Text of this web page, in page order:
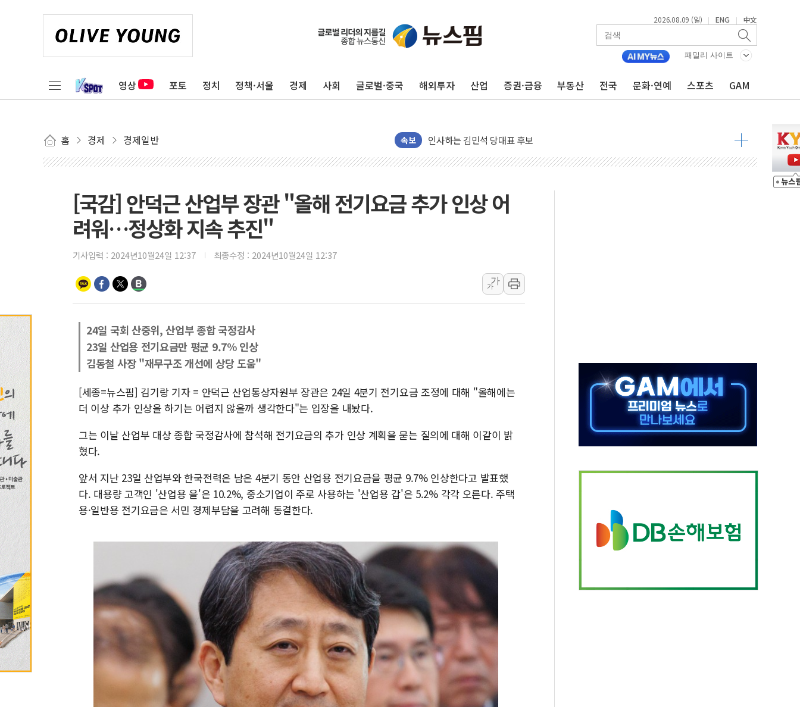
2026.08.09 (일) | ENG | 中文
패밀리 사이트
영상 포토 정치 정책·서울 경제 사회 글로벌·중국 해외투자 산업 증권·금융 부동산 전국 문화·연예 스포츠 GAM
홈 경제 경제일반 속보
포항시 재난예산 40억 긴급 투입…고수온 양식장 복구·지원 '총력'
울진·영덕 '호우특보'-포항 '산사태 주의보'...경북도, 호우 피해·통제구간 없어
인천 합동연설회 나선 송영길·정청래·김민석 당대표 후보
김민석, 2주차 제주·인천 경선서 정청래에 승리...47.75% vs 42.08%
[속보] 민주, 제주·인천 경선 결과 발표...김민석 47.75% 정청래 42.08%
[속보] 민주, 인천 경선 결과 발표...김민석 45.09% 정청래 43.27% 송영길 11.63%
이번주 국내 주요 금융일정(8.10~8.14)
美, 이란전 출구전략 만지작…공습 한계·탄약 부족 현실화
李대통령 "결혼 때문에 손해 보는 일 없게"…'결혼 페널티' 22개 과제 손본다
여수 오동도 인근 해상서 모터보트 전복…1명 사망·1명 실종
'화합' 꺼낸 김민석에 '뻔뻔' 받아친 정청래…제주 연설서 신경전 고조
[국감] 안덕근 산업부 장관 "올해 전기요금 추가 인상 어
려워…정상화 지속 추진"
기사입력 : 2024년10월24일 12:37 최종수정 : 2024년10월24일 12:37
가
가
24일 국회 산중위, 산업부 종합 국정감사
23일 산업용 전기요금만 평균 9.7% 인상
김동철 사장 "재무구조 개선에 상당 도움"
[세종=뉴스핌] 김기랑 기자 = 안덕근 산업통상자원부 장관은 24일 4분기 전기요금 조정에 대해 "올해에는
더 이상 추가 인상을 하기는 어렵지 않을까 생각한다"는 입장을 내놨다.
그는 이날 산업부 대상 종합 국정감사에 참석해 전기요금의 추가 인상 계획을 묻는 질의에 대해 이같이 밝
혔다.
앞서 지난 23일 산업부와 한국전력은 남은 4분기 동안 산업용 전기요금을 평균 9.7% 인상한다고 발표했
다. 대용량 고객인 '산업용 을'은 10.2%, 중소기업이 주로 사용하는 '산업용 갑'은 5.2% 각각 오른다. 주택
용·일반용 전기요금은 서민 경제부담을 고려해 동결한다.